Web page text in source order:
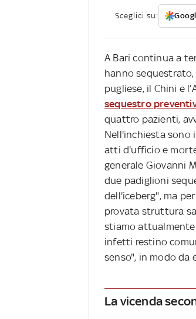
Sceglici su:
A Bari continua a
hanno
pugliese, il Chini e
sequestro
quattro pazienti,
Nell'inchiesta sono
atti d'ufficio e
generale Giovanni
due padiglioni
dell'iceberg", ma
provata struttura
stiamo
infetti restino
senso", in modo da
La vicenda